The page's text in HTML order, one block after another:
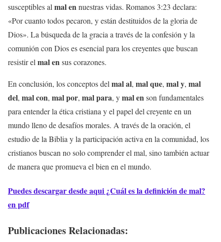
susceptibles al mal ennuestras vidas. Romanos 3:23 declara:
«Por cuanto todos pecaron, y están destituidos de la gloria de
Dios». La búsqueda de la gracia a través de la confesión y la
comunión con Dios es esencial para los creyentes que buscan
resistir el mal ensus corazones.
En conclusión, los conceptos del mal al, mal que, mal y, mal
del, mal con, mal por, mal para, ymal enson fundamentales
para entender la ética cristiana y el papel del creyente en un
mundo lleno de desafíos morales. A través de la oración, el
estudio de la Biblia y la participación activa en la comunidad, los
cristianos buscan no solo comprender el mal, sino también actuar
de manera que promueva el bien en el mundo.
Puedes descargar desde aqui ¿Cuál es la definición de mal?
en pdf
Publicaciones Relacionadas: